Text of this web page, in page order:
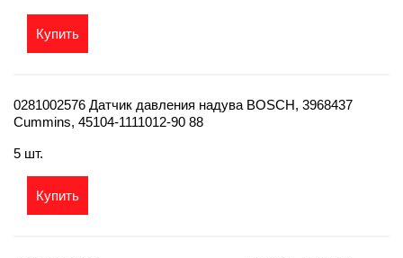
Купить
0281002576 Датчик давления надува BOSCH, 3968437
Cummins, 45104-1111012-90 88
5 шт.
Купить